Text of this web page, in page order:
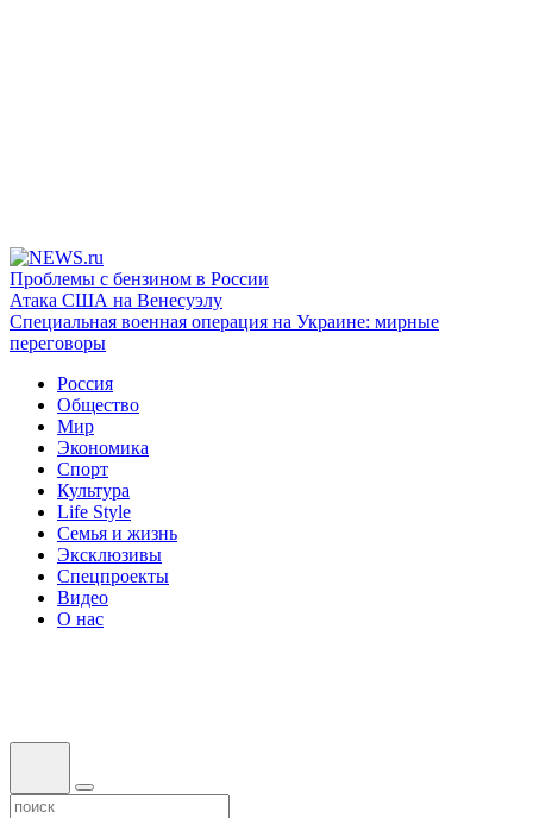
Проблемы с бензином в России
Атака США на Венесуэлу
Специальная военная операция на Украине: мирные
переговоры
Россия
Общество
Мир
Экономика
Спорт
Культура
Life Style
Семья и жизнь
Эксклюзивы
Спецпроекты
Видео
О нас